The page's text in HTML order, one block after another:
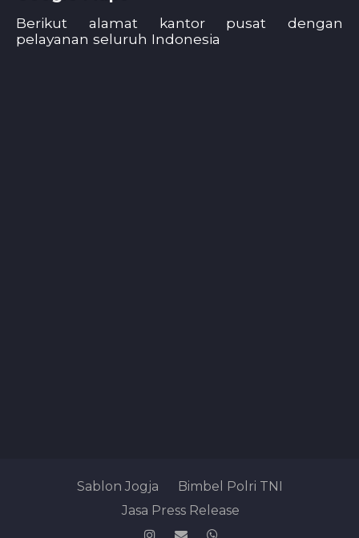
Berikut alamat kantor pusat dengan
pelayanan seluruh Indonesia
Sablon Jogja
Bimbel Polri TNI
Jasa Press Release